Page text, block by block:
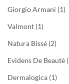
Giorgio Armani (1)
Valmont (1)
Natura Bissé (2)
Evidens De Beauté
Dermalogica (1)